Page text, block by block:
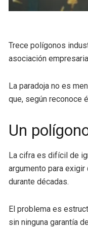
Trece polígonos
asociación
La paradoja no es
que, según reconoce
Un
La cifra es difícil de
argumento para
durante décadas.
El problema es
sin ninguna garantía